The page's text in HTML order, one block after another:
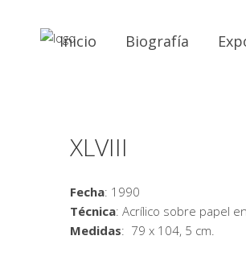
Inicio Biografía
XLVIII
Fecha: 1990
Técnica: Acrílico sobre papel
Medidas: 79 x 104, 5 cm.